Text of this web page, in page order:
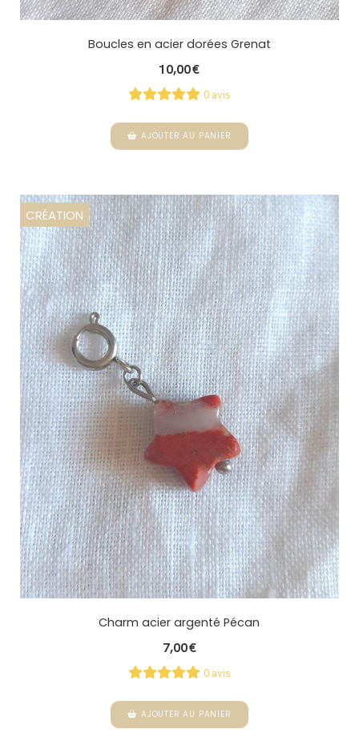
Boucles en acier dorées Grenat
10,00€
0 avis
AJOUTER AU PANIER
CRÉATION
Charm acier argenté Pécan
7,00€
0 avis
AJOUTER AU PANIER